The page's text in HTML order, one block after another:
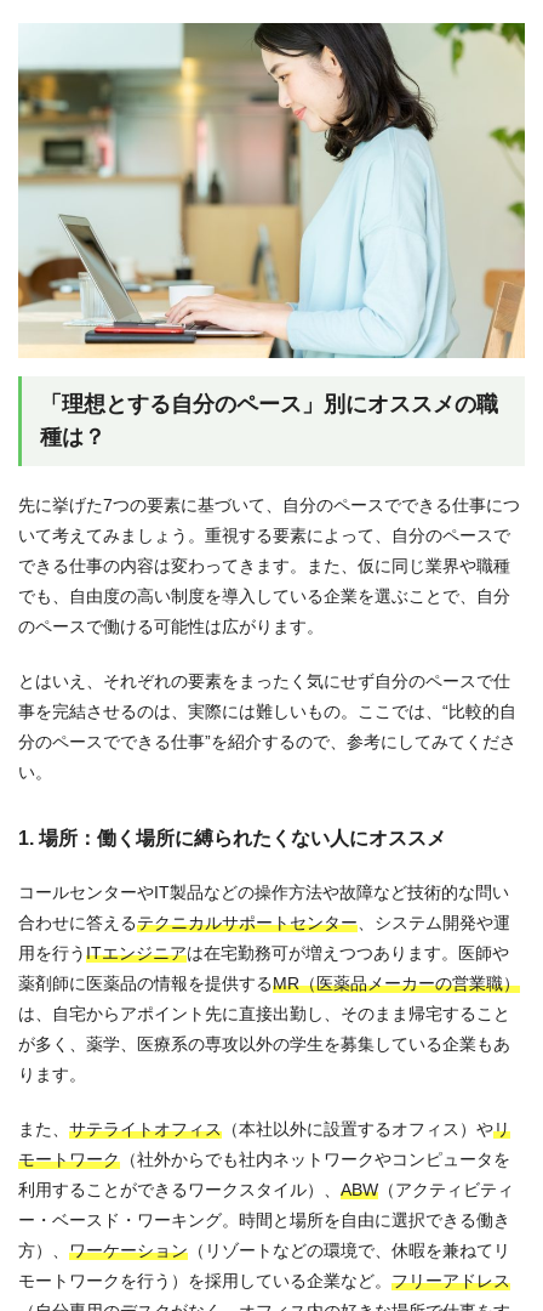
「理想とする自分のペース」別にオススメの職
種は？
先に挙げた7つの要素に基づいて、自分のペースでできる仕事につ
いて考えてみましょう。重視する要素によって、自分のペースで
できる仕事の内容は変わってきます。また、仮に同じ業界や職種
でも、自由度の高い制度を導入している企業を選ぶことで、自分
のペースで働ける可能性は広がります。
とはいえ、それぞれの要素をまったく気にせず自分のペースで仕
事を完結させるのは、実際には難しいもの。ここでは、“比較的自
分のペースでできる仕事”を紹介するので、参考にしてみてくださ
い。
1. 場所：働く場所に縛られたくない人にオススメ
コールセンターやIT製品などの操作方法や故障など技術的な問い
合わせに答えるテクニカルサポートセンター 、システム開発や運
用を行うITエンジニアは在宅勤務可が増えつつあります。医師や
薬剤師に医薬品の情報を提供するMR（医薬品メーカーの営業職）
は、自宅からアポイント先に直接出勤し、そのまま帰宅すること
が多く、薬学、医療系の専攻以外の学生を募集している企業もあ
ります。
また、 サテライトオフィス （本社以外に設置するオフィス）やリ
モートワーク （社外からでも社内ネットワークやコンピュータを
利用することができるワークスタイル）、 ABW （アクティビティ
ー・ベースド・ワーキング。時間と場所を自由に選択できる働き
方）、 ワーケーション （リゾートなどの環境で、休暇を兼ねてリ
モートワークを行う）を採用している企業など。 フリーアドレス